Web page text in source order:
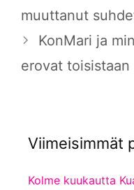
muuttanut
KonMari ja
erovat toisistaan
Viimeisimmät
Kolme kuukautta